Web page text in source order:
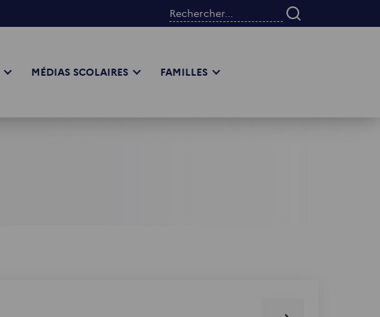
Rechercher...
MÉDIAS SCOLAIRES FAMILLES